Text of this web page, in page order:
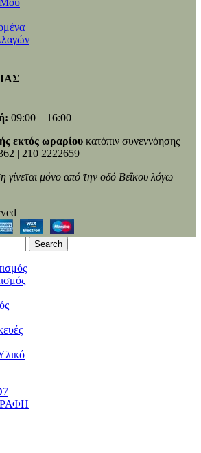
09:00 – 16:00
εκτός ωραρίου κατόπιν συνεννόησης
| 210 2222659
γίνεται μόνο από την οδό Βεΐκου λόγω
Search